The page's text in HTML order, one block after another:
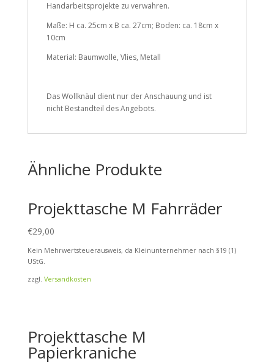
Handarbeitsprojekte zu verwahren.
Maße: H ca. 25cm x B ca. 27cm; Boden: ca. 18cm x
10cm
Material: Baumwolle, Vlies, Metall
Das Wollknäul dient nur der Anschauung und ist
nicht Bestandteil des Angebots.
Ähnliche Produkte
Projekttasche M Fahrräder
€29,00
Kein Mehrwertsteuerausweis, da Kleinunternehmer nach §19 (1)
UStG.
zzgl. Versandkosten
Projekttasche M
Papierkraniche